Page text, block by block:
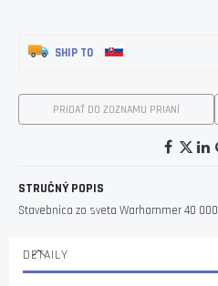
SHIP TO
PRIDAŤ DO ZOZNAMU PRIANÍ
STRUČNÝ POPIS
Stavebnica zo sveta Warhammer 40 000
DETAILY